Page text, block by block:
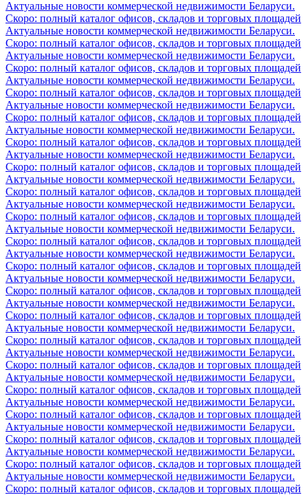
Актуальные новости коммерческой недвижимости Беларуси.
Скоро: полный каталог офисов, складов и торговых площадей
Актуальные новости коммерческой недвижимости Беларуси.
Скоро: полный каталог офисов, складов и торговых площадей
Актуальные новости коммерческой недвижимости Беларуси.
Скоро: полный каталог офисов, складов и торговых площадей
Актуальные новости коммерческой недвижимости Беларуси.
Скоро: полный каталог офисов, складов и торговых площадей
Актуальные новости коммерческой недвижимости Беларуси.
Скоро: полный каталог офисов, складов и торговых площадей
Актуальные новости коммерческой недвижимости Беларуси.
Скоро: полный каталог офисов, складов и торговых площадей
Актуальные новости коммерческой недвижимости Беларуси.
Скоро: полный каталог офисов, складов и торговых площадей
Актуальные новости коммерческой недвижимости Беларуси.
Скоро: полный каталог офисов, складов и торговых площадей
Актуальные новости коммерческой недвижимости Беларуси.
Скоро: полный каталог офисов, складов и торговых площадей
Актуальные новости коммерческой недвижимости Беларуси.
Скоро: полный каталог офисов, складов и торговых площадей
Актуальные новости коммерческой недвижимости Беларуси.
Скоро: полный каталог офисов, складов и торговых площадей
Актуальные новости коммерческой недвижимости Беларуси.
Скоро: полный каталог офисов, складов и торговых площадей
Актуальные новости коммерческой недвижимости Беларуси.
Скоро: полный каталог офисов, складов и торговых площадей
Актуальные новости коммерческой недвижимости Беларуси.
Скоро: полный каталог офисов, складов и торговых площадей
Актуальные новости коммерческой недвижимости Беларуси.
Скоро: полный каталог офисов, складов и торговых площадей
Актуальные новости коммерческой недвижимости Беларуси.
Скоро: полный каталог офисов, складов и торговых площадей
Актуальные новости коммерческой недвижимости Беларуси.
Скоро: полный каталог офисов, складов и торговых площадей
Актуальные новости коммерческой недвижимости Беларуси.
Скоро: полный каталог офисов, складов и торговых площадей
Актуальные новости коммерческой недвижимости Беларуси.
Скоро: полный каталог офисов, складов и торговых площадей
Актуальные новости коммерческой недвижимости Беларуси.
Скоро: полный каталог офисов, складов и торговых площадей